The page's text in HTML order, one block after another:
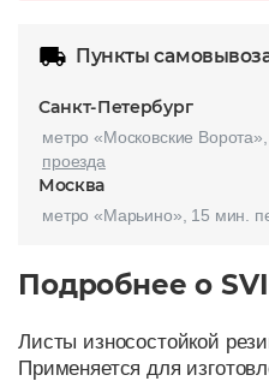
Пункты
Санкт-Петербург
метро «Московские
проезда
Москва
метро «Марьино», 15 мин.
Подробнее о
Листы износостойкой
Применяется для